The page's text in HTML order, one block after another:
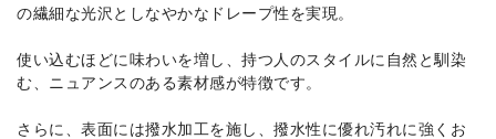
の繊細な光沢としなやかなドレープ性を実現。
使い込むほどに味わいを増し、持つ人のスタイルに自然と馴染
む、ニュアンスのある素材感が特徴です。
さらに、表面には撥水加工を施し、撥水性に優れ汚れに強くお